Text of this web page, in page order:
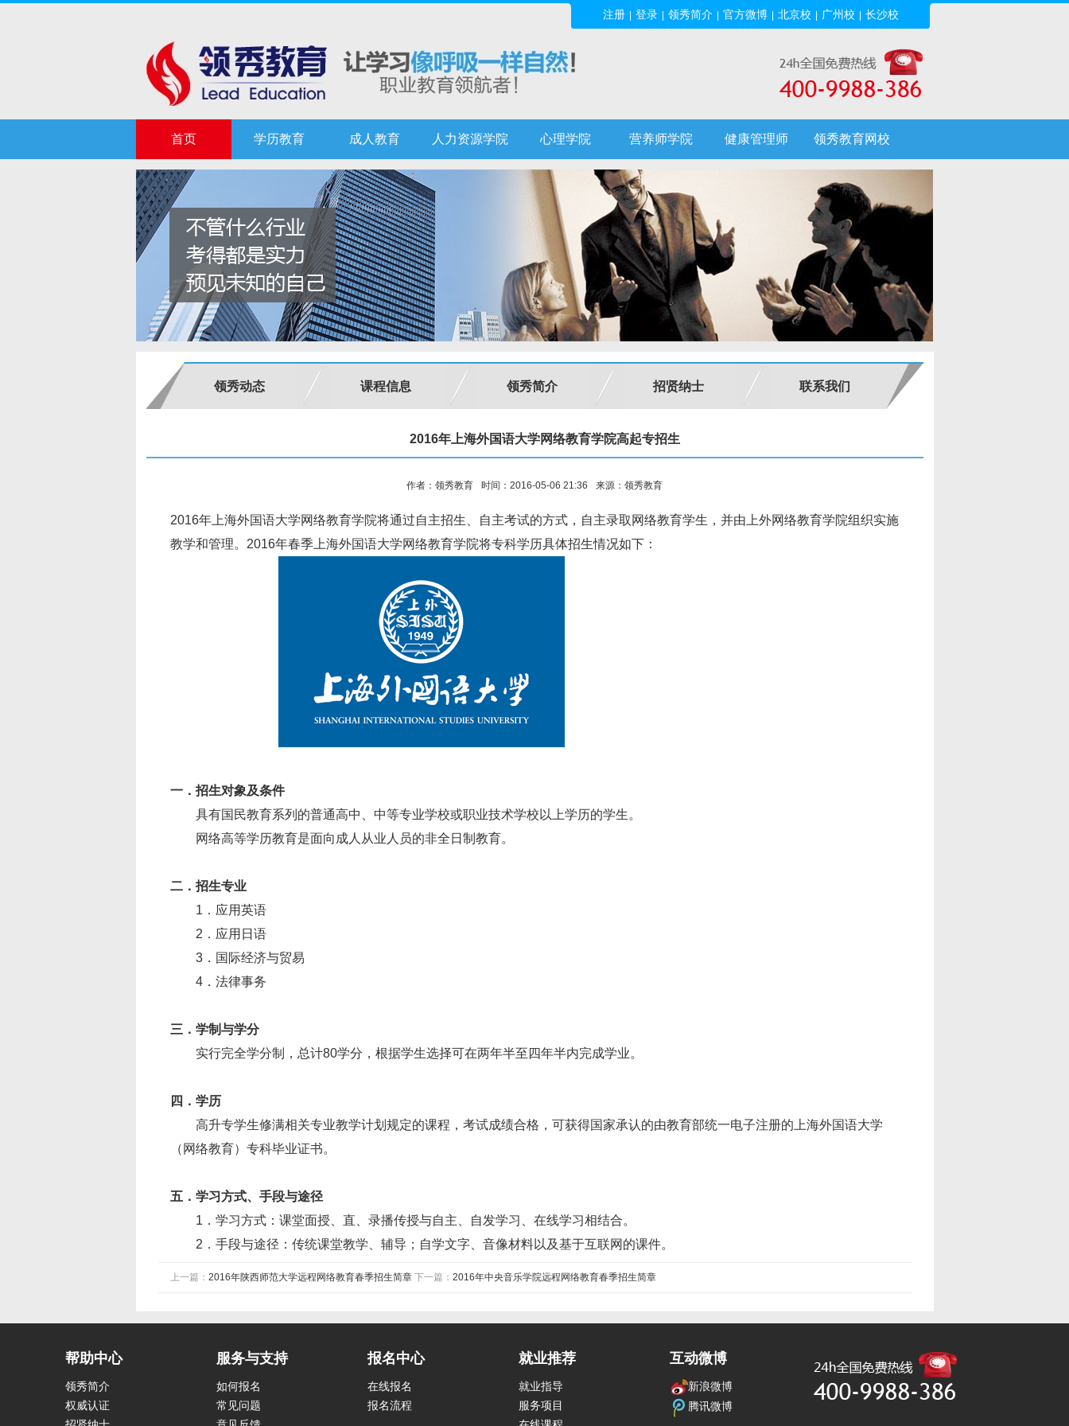
注册 登录 领秀简介 官方微博 北京校 广州校 长沙校
首页 学历教育 成人教育 人力资源学院 心理学院 营养师学院 健康管理师 领秀教育网校
领秀动态 课程信息 领秀简介 招贤纳士 联系我们
2016年上海外国语大学网络教育学院高起专招生
作者：领秀教育 时间：2016-05-06 21:36 来源：领秀教育
2016年上海外国语大学网络教育学院将通过自主招生、自主考试的方式，自主录取网络教育学生，并由上外网络教育学院组织实施
教学和管理。2016年春季上海外国语大学网络教育学院将专科学历具体招生情况如下：
一．招生对象及条件
具有国民教育系列的普通高中、中等专业学校或职业技术学校以上学历的学生。
网络高等学历教育是面向成人从业人员的非全日制教育。
二．招生专业
1．应用英语
2．应用日语
3．国际经济与贸易
4．法律事务
三．学制与学分
实行完全学分制，总计80学分，根据学生选择可在两年半至四年半内完成学业。
四．学历
高升专学生修满相关专业教学计划规定的课程，考试成绩合格，可获得国家承认的由教育部统一电子注册的上海外国语大学
（网络教育）专科毕业证书。
五．学习方式、手段与途径
1．学习方式：课堂面授、直、录播传授与自主、自发学习、在线学习相结合。
2．手段与途径：传统课堂教学、辅导；自学文字、音像材料以及基于互联网的课件。
上一篇： 2016年陕西师范大学远程网络教育春季招生简章下一篇： 2016年中央音乐学院远程网络教育春季招生简章
帮助中心
领秀简介
权威认证
服务与支持
如何报名
常见问题
报名中心
在线报名
报名流程
就业推荐
就业指导
服务项目
互动微博
新浪微博
腾讯微博